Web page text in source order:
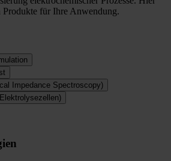
Produkte für Ihre Anwendung.
Impedance Spectroscopy)